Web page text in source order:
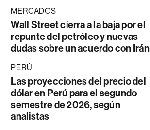
MERCADOS
Wall Street cierra a la baja por el
repunte del petróleo y nuevas
dudas sobre un acuerdo con Irán
PERÚ
Las proyecciones del precio del
dólar en Perú para el segundo
semestre de 2026, según
analistas